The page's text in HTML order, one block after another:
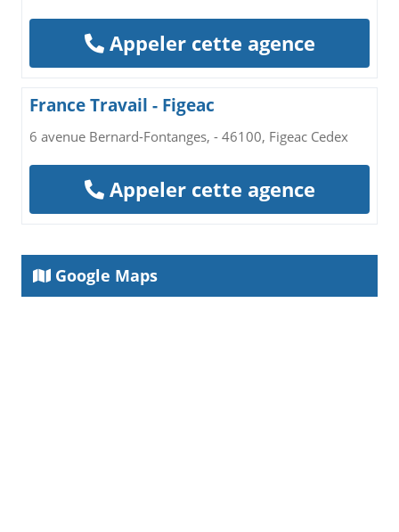
Appeler cette agence
France Travail - Figeac
6 avenue Bernard-Fontanges, - 46100, Figeac Cedex
Appeler cette agence
Google Maps